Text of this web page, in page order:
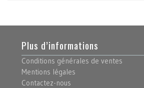
Plus d’informations
Conditions générales de ventes
Mentions légales
Contactez-nous